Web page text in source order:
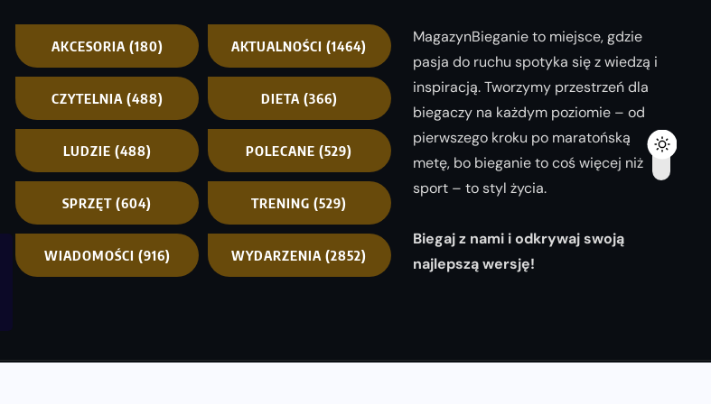
AKCESORIA (180) AKTUALNOŚCI (1464)
CZYTELNIA (488) DIETA (366)
LUDZIE (488) POLECANE (529)
SPRZĘT (604) TRENING (529)
WIADOMOŚCI (916) WYDARZENIA (2852)
MagazynBieganie to miejsce, gdzie
pasja do ruchu spotyka się z wiedzą i
inspiracją. Tworzymy przestrzeń dla
biegaczy na każdym poziomie – od
pierwszego kroku po maratońską
metę, bo bieganie to coś więcej niż
sport – to styl życia.
Biegaj z nami i odkrywaj swoją
najlepszą wersję!